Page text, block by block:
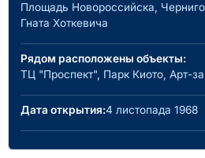
Площадь Новороссийска,
Гната Хоткевича
Рядом расположены объекты:
ТЦ "Проспект", Парк Киото, Арт-
Дата открытия:4 листопада 1968